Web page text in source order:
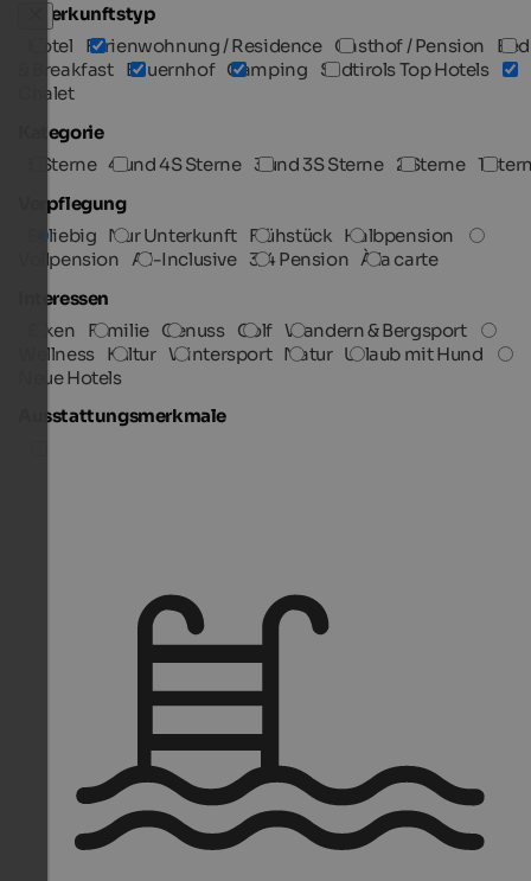
Unterkunftstyp
Hotel
Ferienwohnung / Residence Gasthof / Pension
Bed
& Breakfast Bauernhof Camping
Südtirols Top Hotels
Chalet
Kategorie
5 Sterne 4 und 4S Sterne 3 und 3S Sterne 2 Sterne 1
Verpflegung
Beliebig Nur Unterkunft Frühstück Halbpension
Vollpension All-Inclusive 3/4 Pension À la carte
Interessen
Biken
Familie Genuss Golf Wandern & Bergsport
Wellness Kultur Wintersport Natur Urlaub mit Hund
Neue Hotels
Ausstattungsmerkmale